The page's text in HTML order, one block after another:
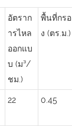
อัตราก
ารไหล
ออกแบ
บ (ม³/
ชม.)
พื้นที่กรอ
ง (ตร.ม.)
22 0.45